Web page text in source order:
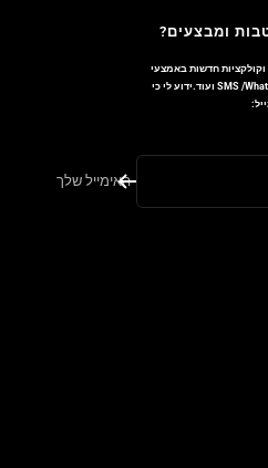
ומבצעים?
חדשות באמצעי
התקשורת והטכנולוגיה השונים כגון: דוא"ל/ SMS /WhatsApp ועוד.ידוע לי כי
האימייל שלך